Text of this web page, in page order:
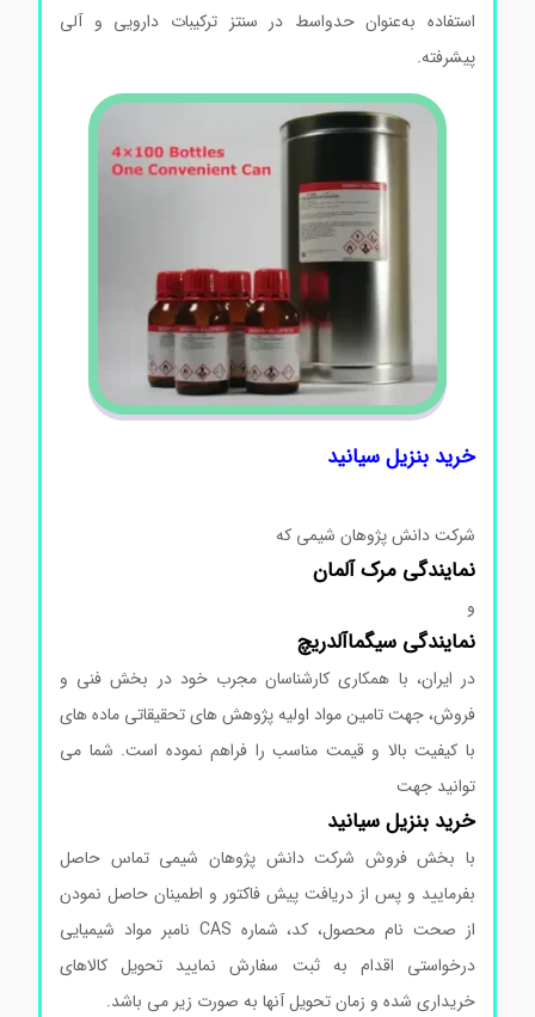
استفاده به‌عنوان حدواسط در سنتز ترکیبات دارویی و آلی
پیشرفته.
خرید بنزیل سیانید
شرکت دانش پژوهان شیمی که
نمایندگیمرکآلمان
نمایندگیسیگماآلدریچ
در ایران، با همکاری کارشناسان مجرب خود در بخش فنی و
فروش، جهت تامین مواد اولیه پژوهش های تحقیقاتی ماده های
با کیفیت بالا و قیمت مناسب را فراهم نموده است. شما می
توانید جهت
خرید بنزیل سیانید
با بخش فروش شرکت دانش پژوهان شیمی تماس حاصل
بفرمایید و پس از دریافت پیش فاکتور و اطمینان حاصل نمودن
از صحت نام محصول، کد، شماره CAS نامبر مواد شیمیایی
درخواستی اقدام به ثبت سفارش نمایید تحویل کالاهای
خریداری شده و زمان تحویل آنها به صورت زیر می باشد.